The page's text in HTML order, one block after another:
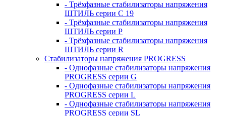
- Трёхфазные стабилизаторы напряжения
ШТИЛЬ серии C 19
- Трёхфазные стабилизаторы напряжения
ШТИЛЬ серии P
- Трёхфазные стабилизаторы напряжения
ШТИЛЬ серии R
Стабилизаторы напряжения PROGRESS
- Однофазные стабилизаторы напряжения
PROGRESS серии G
- Однофазные стабилизаторы напряжения
PROGRESS серии L
- Однофазные стабилизаторы напряжения
PROGRESS серии SL